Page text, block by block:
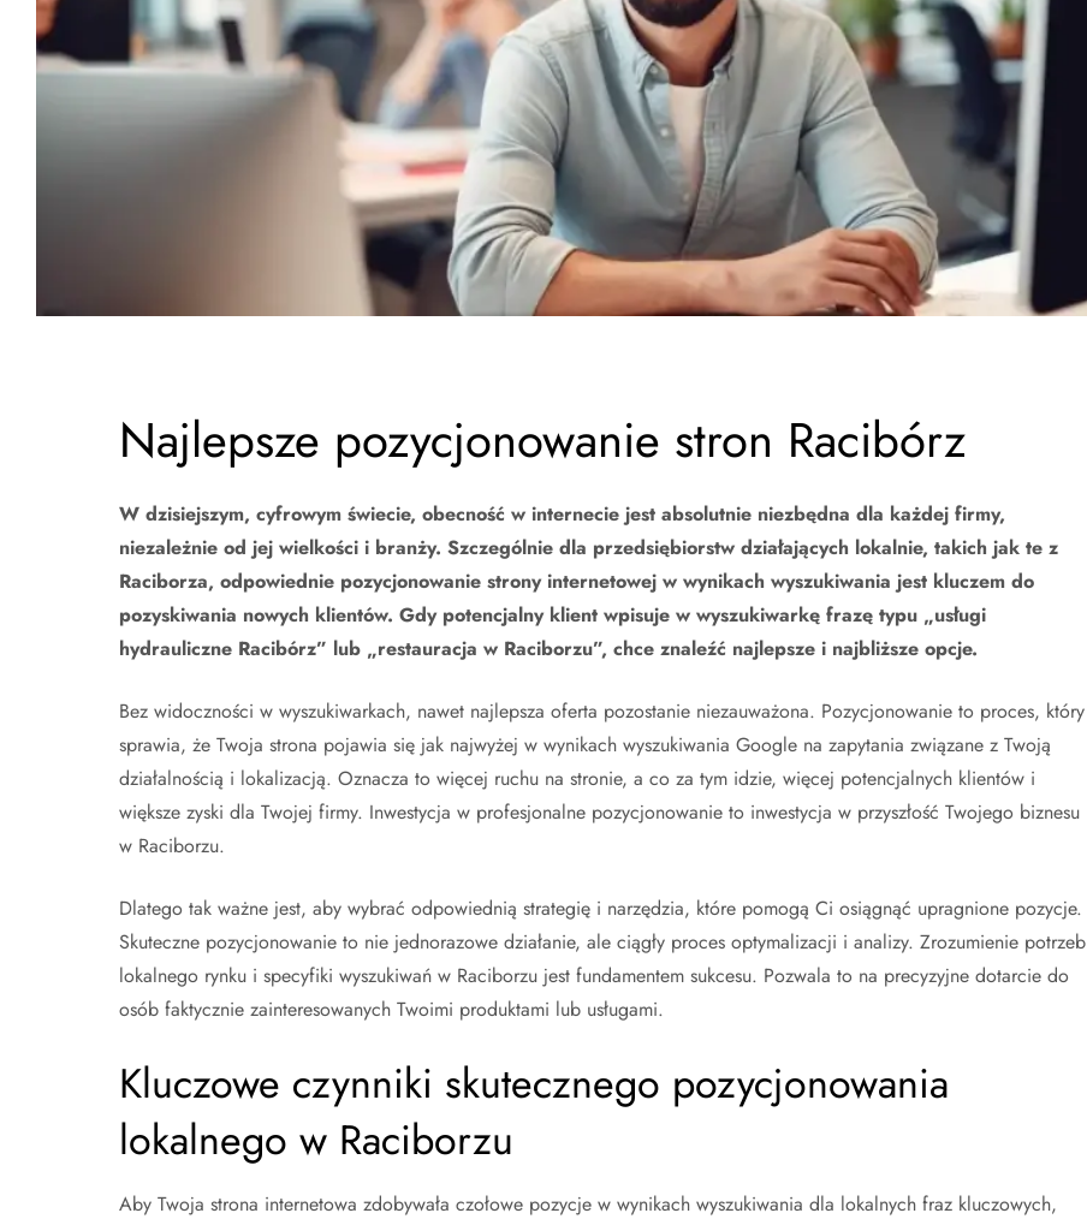
Najlepsze pozycjonowanie stron Racibórz
W dzisiejszym, cyfrowym świecie, obecność w internecie jest absolutnie niezbędna dla każdej firmy,
niezależnie od jej wielkości i branży. Szczególnie dla przedsiębiorstw działających lokalnie, takich jak te z
Raciborza, odpowiednie pozycjonowanie strony internetowej w wynikach wyszukiwania jest kluczem do
pozyskiwania nowych klientów. Gdy potencjalny klient wpisuje w wyszukiwarkę frazę typu „usługi
hydrauliczne Racibórz” lub „restauracja w Raciborzu”, chce znaleźć najlepsze i najbliższe opcje.
Bez widoczności w wyszukiwarkach, nawet najlepsza oferta pozostanie niezauważona. Pozycjonowanie to proces, który
sprawia, że Twoja strona pojawia się jak najwyżej w wynikach wyszukiwania Google na zapytania związane z Twoją
działalnością i lokalizacją. Oznacza to więcej ruchu na stronie, a co za tym idzie, więcej potencjalnych klientów i
większe zyski dla Twojej firmy. Inwestycja w profesjonalne pozycjonowanie to inwestycja w przyszłość Twojego biznesu
w Raciborzu.
Dlatego tak ważne jest, aby wybrać odpowiednią strategię i narzędzia, które pomogą Ci osiągnąć upragnione pozycje.
Skuteczne pozycjonowanie to nie jednorazowe działanie, ale ciągły proces optymalizacji i analizy. Zrozumienie potrzeb
lokalnego rynku i specyfiki wyszukiwań w Raciborzu jest fundamentem sukcesu. Pozwala to na precyzyjne dotarcie do
osób faktycznie zainteresowanych Twoimi produktami lub usługami.
Kluczowe czynniki skutecznego pozycjonowania
lokalnego w Raciborzu
Aby Twoja strona internetowa zdobywała czołowe pozycje w wynikach wyszukiwania dla lokalnych fraz kluczowych,